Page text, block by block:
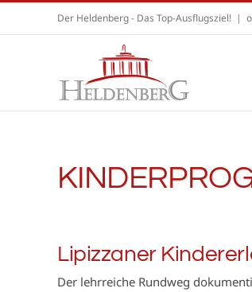
Inhalt
Der Heldenberg - Das Top-Ausflugsziel! |
Lipizzaner
Der lehrreiche Rundweg